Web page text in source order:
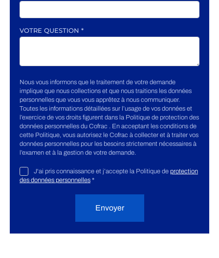
VOTRE QUESTION *
Nous vous informons que le traitement de votre demande
implique que nous collections et que nous traitions les données
personnelles que vous vous apprêtez à nous communiquer.
Toutes les informations détaillées sur l’usage de vos données et
l’exercice de vos droits figurent dans la Politique de protection des
données personnelles du Cofrac . En acceptant les conditions de
cette Politique, vous autorisez le Cofrac à collecter et à traiter vos
données personnelles pour les besoins strictement nécessaires à
l’examen et à la gestion de votre demande.
J'ai pris connaissance et j’accepte la Politique de protection
des données personnelles *
Envoyer